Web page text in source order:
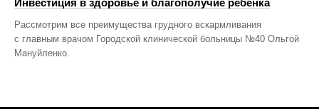
Рассмотрим все преимущества грудного вскармливания
с главным врачом Городской клинической больницы №40 Ольгой
Мануйленко.